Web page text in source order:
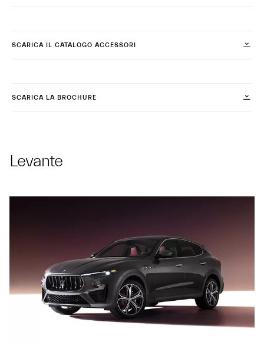
SCARICA IL CATALOGO ACCESSORI
SCARICA LA BROCHURE
Levante